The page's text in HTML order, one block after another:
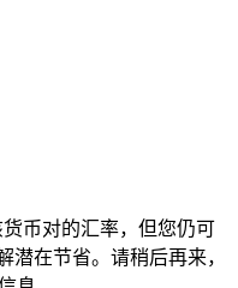
币对的汇率，但您仍可
在节省。请稍后再来，